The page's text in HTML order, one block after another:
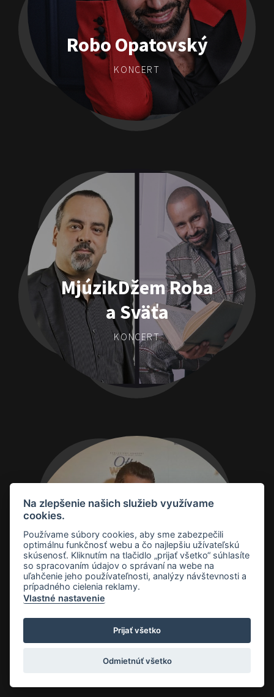
Robo Opatovský
KONCERT
MjúzikDžem Roba
a Sväťa
KONCERT
Otto a Petra
Weiter
Na zlepšenie našich služieb využívame
cookies.
Používame súbory cookies, aby sme zabezpečili
optimálnu funkčnosť webu a čo najlepšiu užívateľskú
skúsenosť. Kliknutím na tlačidlo „prijať všetko“ súhlasíte
so spracovaním údajov o správaní na webe na
uľahčenie jeho používateľnosti, analýzy návštevnosti a
prípadného cielenia reklamy.
Vlastné nastavenie
Prijať všetko
Odmietnúť všetko